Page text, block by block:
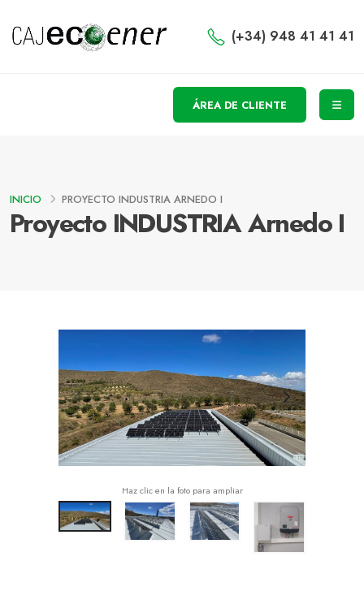
(+34) 948 41 41 41
ÁREA DE CLIENTE
Proyecto INDUSTRIA Arnedo I
INICIO PROYECTO INDUSTRIA ARNEDO I
Haz clic en la foto para ampliar